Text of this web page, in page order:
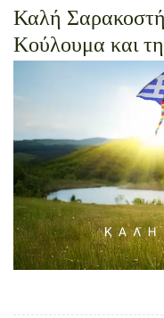
Καλή
Κούλουμα και